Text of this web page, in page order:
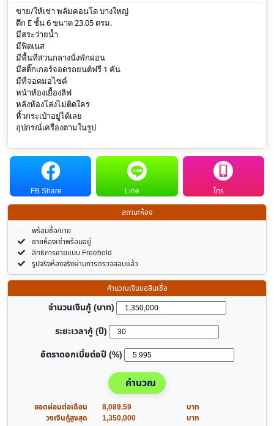
ขาย/ให้เช่า พลัมคอนโด บางใหญ่
ตึก E ชั้น 6 ขนาด 23.05 ตรม.
มีสระว่ายน้ำ
มีฟิตเนส
มีพื้นที่ส่วนกลางนั่งพักผ่อน
มีสติ๊กเกอร์จอดรถยนต์ฟรี 1 คัน
มีที่จอดมอไซค์
หน้าห้องเยื้องลิฟ
หลังห้องโล่งไม่ติดใคร
หิ้วกระเป๋าอยู่ได้เลย
อุปกรณ์เครื่องตามในรูป
FB Share Line
โทร
สถานะห้อง
พร้อมซื้อ/ขาย
ขายห้องเช่าพร้อมอยู่
สิทธิการขายแบบ Freehold
รูปจริงห้องจริงผ่านการตรวจสอบแล้ว
คำนวณเงินขอสินเชื่อ
จำนวนเงินกู้ (บาท)
ระยะเวลากู้ (ปี)
อัตราดอกเบี้ยต่อปี (%)
คำนวณ
ยอดผ่อนต่อเดือน 8,089.59
บาท
วงเงินกู้สูงสุด
1,350,000
บาท